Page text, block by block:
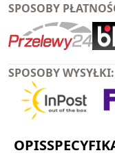
SPOSOBY
SPOSOBY WYSYŁKI:
OPIS